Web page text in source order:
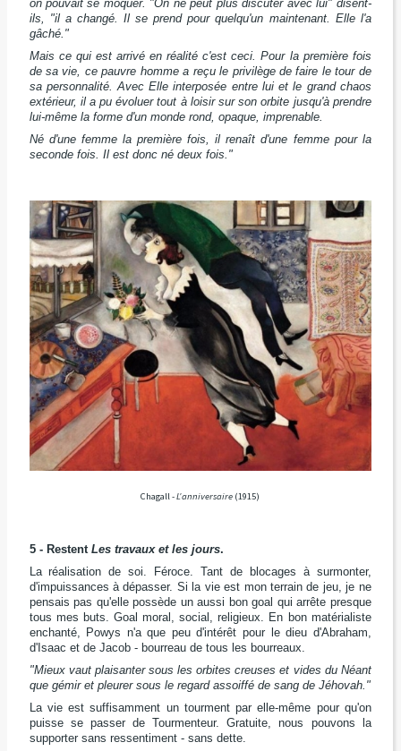
on pouvait se moquer. "On ne peut plus discuter avec lui" disent-
ils, "il a changé. Il se prend pour quelqu'un maintenant. Elle l'a
gâché."
Mais ce qui est arrivé en réalité c'est ceci. Pour la première fois
de sa vie, ce pauvre homme a reçu le privilège de faire le tour de
sa personnalité. Avec Elle interposée entre lui et le grand chaos
extérieur, il a pu évoluer tout à loisir sur son orbite jusqu'à prendre
lui-même la forme d'un monde rond, opaque, imprenable.
Né d'une femme la première fois, il renaît d'une femme pour la
seconde fois. Il est donc né deux fois."
Chagall -L'anniversaire (1915)
5 - Restent Les travaux et les jours.
La réalisation de soi. Féroce. Tant de blocages à surmonter,
d'impuissances à dépasser. Si la vie est mon terrain de jeu, je ne
pensais pas qu'elle possède un aussi bon goal qui arrête presque
tous mes buts. Goal moral, social, religieux. En bon matérialiste
enchanté, Powys n'a que peu d'intérêt pour le dieu d'Abraham,
d'Isaac et de Jacob - bourreau de tous les bourreaux.
"Mieux vaut plaisanter sous les orbites creuses et vides du Néant
que gémir et pleurer sous le regard assoiffé de sang de Jéhovah."
La vie est suffisamment un tourment par elle-même pour qu'on
puisse se passer de Tourmenteur. Gratuite, nous pouvons la
supporter sans ressentiment - sans dette.